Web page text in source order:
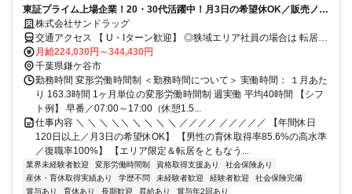
東証プライム上場企業！20・30代活躍中！月3日の希望休OK／販売ノル
マなし／年収例32歳SV816万円／販促企画～商品管理など店舗運営がメ
インの仕事
株式会社サンドラッグ
交通アクセス 【 U・Iターン歓迎】 ◎狭域エリア社員の場合は 転居を
伴う転勤はありません。 ◎マイカー通勤OK
月給224,030円～344,430円
千葉県鎌ケ谷市
勤務時間 変形労働時間制 ＜勤務時間について＞ 実働時間： １月あた
り 163.3時間 1ヶ月単位の変形労働時間制 週実働 平均40時間 【シフ
ト例】 早番／07:00～17:00（休憩1.5...
仕事内容 ＼ ＼ ＼ ＼＼ ＼ ＼ ＼ ＼ ／／／／ ／／／／／ 【年間休日
120日以上／月3日の希望休OK】 【男性の育休取得率85.6%の高水準
／復職率100%】 【エリア限定＆転居をともなう...
業界未経験者歓迎 変形労働時間制 資格取得支援あり
社会保険あり
産休・育休取得実績あり
学歴不問 未経験者歓迎 経験者歓迎
社会保険完備
賞与あり
育休あり 長期歓迎 昇給あり 賞与年2回あり